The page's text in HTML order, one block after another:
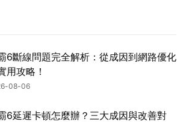
6斷線問題完全解析：從成因到網路優化
用攻略！
08-06
6延遲卡頓怎麼辦？三大成因與改善對